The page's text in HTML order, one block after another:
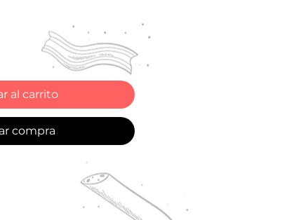
al carrito
compra